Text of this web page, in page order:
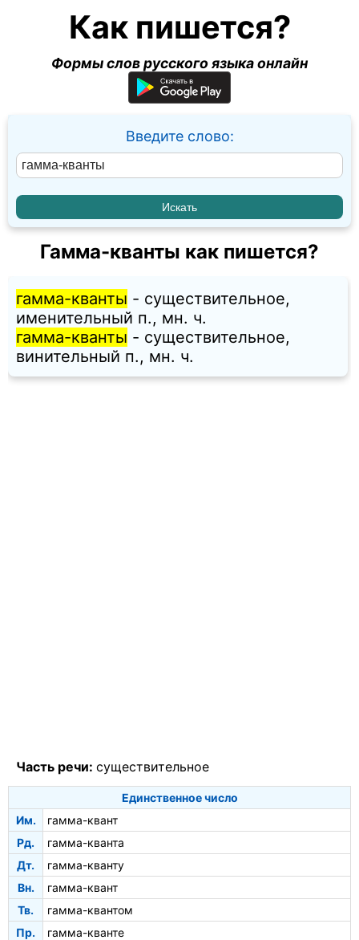
Как пишется?
Формы слов русского языка онлайн
Введите слово:
Гамма-кванты как пишется?
гамма-кванты - существительное,
именительный п., мн. ч.
гамма-кванты - существительное,
винительный п., мн. ч.
Часть речи: существительное
Единственное число
Им.
гамма-квант
Рд.
гамма-кванта
Дт.
гамма-кванту
Вн.
гамма-квант
Тв.
гамма-квантом
Пр.
гамма-кванте